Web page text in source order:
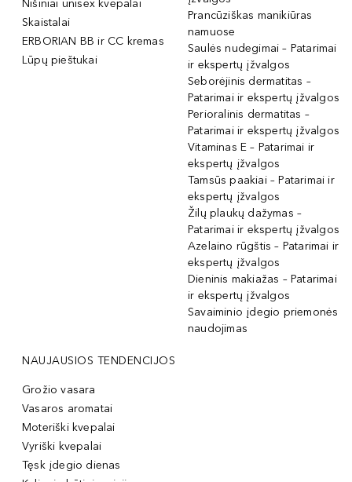
Nišiniai unisex kvepalai
Skaistalai
ERBORIAN BB ir CC kremas
Lūpų pieštukai
Prancūziškas manikiūras
namuose
Saulės nudegimai – Patarimai
ir ekspertų įžvalgos
Seborėjinis dermatitas –
Patarimai ir ekspertų įžvalgos
Perioralinis dermatitas –
Patarimai ir ekspertų įžvalgos
Vitaminas E – Patarimai ir
ekspertų įžvalgos
Tamsūs paakiai – Patarimai ir
ekspertų įžvalgos
Žilų plaukų dažymas –
Patarimai ir ekspertų įžvalgos
Azelaino rūgštis – Patarimai ir
ekspertų įžvalgos
Dieninis makiažas – Patarimai
ir ekspertų įžvalgos
Savaiminio įdegio priemonės
naudojimas
NAUJAUSIOS TENDENCIJOS
Grožio vasara
Vasaros aromatai
Moteriški kvepalai
Vyriški kvepalai
Tęsk įdegio dienas